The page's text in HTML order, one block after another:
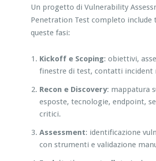
Un progetto di Vulnerability
Penetration Test completo include
queste fasi:
Kickoff e Scoping: obiettivi,
finestre di test, contatti incident
Recon e Discovery: mappatura
esposte, tecnologie, endpoint,
critici.
Assessment: identificazione
con strumenti e validazione